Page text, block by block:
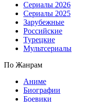
Сериалы 2026
Сериалы 2025
Зарубежные
Российские
Турецкие
Мультсериалы
По Жанрам
Аниме
Биографии
Боевики